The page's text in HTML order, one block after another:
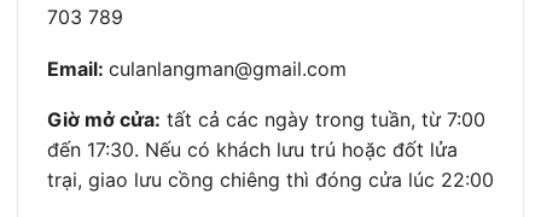
703 789
Email: culanlangman@gmail.com
Giờ mở cửa: tất cả các ngày trong tuần, từ 7:00
đến 17:30. Nếu có khách lưu trú hoặc đốt lửa
trại, giao lưu cồng chiêng thì đóng cửa lúc 22:00